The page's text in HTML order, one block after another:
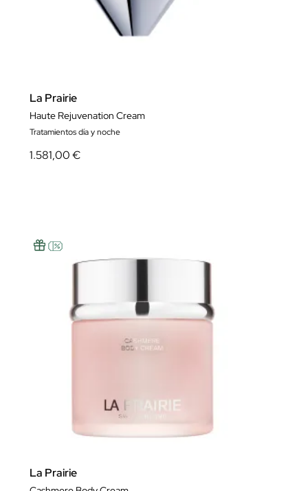
La Prairie
Haute Rejuvenation Cream
Tratamientos día y noche
1.581,00 €
La Prairie